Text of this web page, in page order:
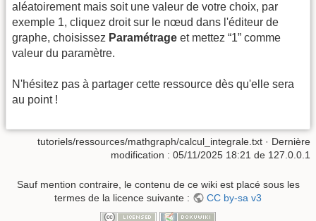
aléatoirement mais soit une valeur de votre choix, par
exemple 1, cliquez droit sur le nœud dans l'éditeur de
graphe, choisissez Paramétrage et mettez “1” comme
valeur du paramètre.
N'hésitez pas à partager cette ressource dès qu'elle sera
au point !
tutoriels/ressources/mathgraph/calcul_integrale.txt · Dernière
modification : 05/11/2025 18:21 de 127.0.0.1
Sauf mention contraire, le contenu de ce wiki est placé sous les
termes de la licence suivante :
CC by-sa v3